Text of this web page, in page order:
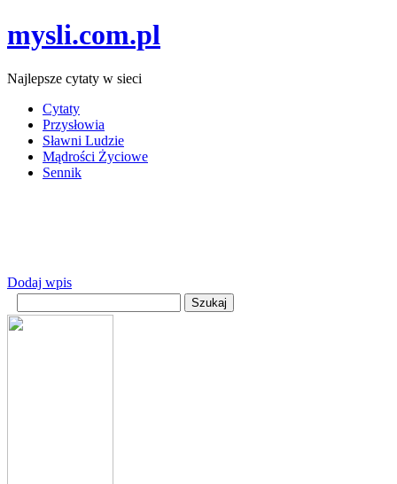
mysli.com.pl
Najlepsze cytaty w sieci
Cytaty
Przysłowia
Sławni Ludzie
Mądrości Życiowe
Sennik
Dodaj wpis